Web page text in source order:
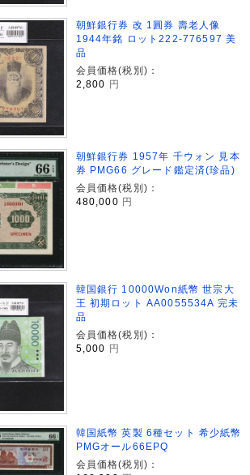
朝鮮銀行券 改 1圓券 壽老人像
1944年銘 ロット222-776597 美
品
会員価格(税別)：
2,800
円
朝鮮銀行券 1957年 千ウォン 見本
券 PMG66 グレード鑑定済(珍品)
会員価格(税別)：
480,000 円
韓国銀行 10000Won紙幣 世宗大
王 初期ロット AA0055534A 完未
品
会員価格(税別)：
5,000
円
韓国紙幣 英製 6種セット 希少紙幣
PMGオール66EPQ
会員価格(税別)：